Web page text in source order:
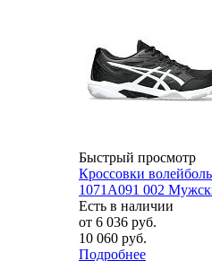
Быстрый просмотр
Кроссовки
1071A091 002
Есть в наличии
от 6 036 руб.
10 060 руб.
Подробнее